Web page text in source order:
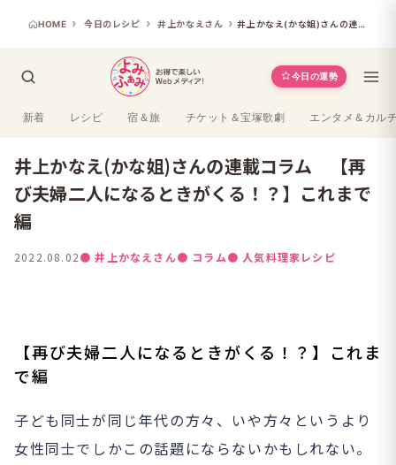
HOME 今日のレシピ 井上かなえさん 井上かなえ(かな姐)さんの連載コラム 【再び夫婦二人になるときがくる！？】これまで編
今日の運勢
新着 レシピ 宿＆旅 チケット＆宝塚歌劇 エンタメ＆カル
井上かなえ(かな姐)さんの連載コラム 【再
び夫婦二人になるときがくる！？】これまで
編
2022.08.02● 井上かなえさん● コラム● 人気料理家レシピ
【再び夫婦二人になるときがくる！？】これま
で編
子ども同士が同じ年代の方々、いや方々というより
女性同士でしかこの話題にならないかもしれない。